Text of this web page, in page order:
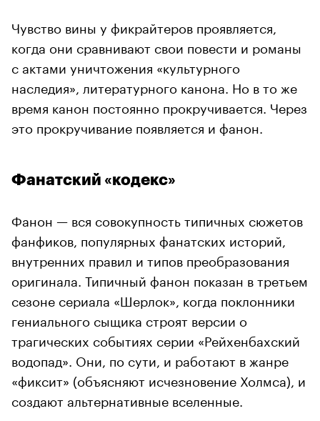
Чувство вины у фикрайтеров проявляется,
когда они сравнивают свои повести и романы
с актами уничтожения «культурного
наследия», литературного канона. Но в то же
время канон постоянно прокручивается. Через
это прокручивание появляется и фанон.
Фанатский «кодекс»
Фанон — вся совокупность типичных сюжетов
фанфиков, популярных фанатских историй,
внутренних правил и типов преобразования
оригинала. Типичный фанон показан в третьем
сезоне сериала «Шерлок», когда поклонники
гениального сыщика строят версии о
трагических событиях серии «Рейхенбахский
водопад». Они, по сути, и работают в жанре
«фиксит» (объясняют исчезновение Холмса), и
создают альтернативные вселенные.